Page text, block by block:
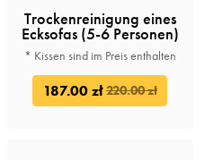
Trockenreinigung eines
Ecksofas (5-6 Personen)
* Kissen sind im Preis enthalten
187.00 zł 220.00 zł